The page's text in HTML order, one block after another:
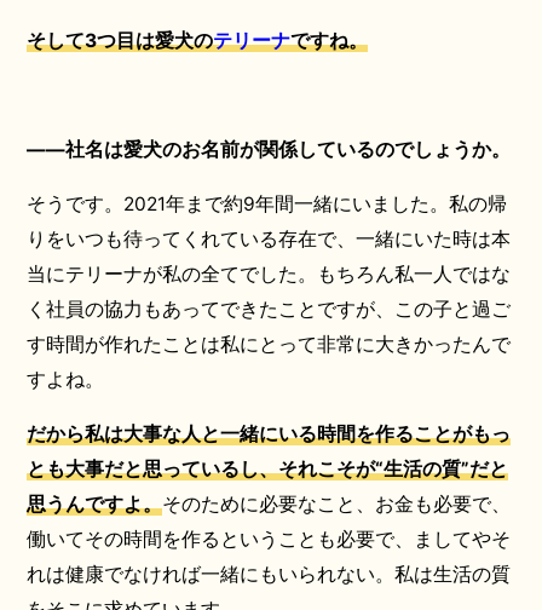
そして3つ目は愛犬のテリーナですね。
――社名は愛犬のお名前が関係しているのでしょうか。
そうです。2021年まで約9年間一緒にいました。私の帰
りをいつも待ってくれている存在で、一緒にいた時は本
当にテリーナが私の全てでした。もちろん私一人ではな
く社員の協力もあってできたことですが、この子と過ご
す時間が作れたことは私にとって非常に大きかったんで
すよね。
だから私は大事な人と一緒にいる時間を作ることがもっ
とも大事だと思っているし、それこそが“生活の質”だと
思うんですよ。そのために必要なこと、お金も必要で、
働いてその時間を作るということも必要で、ましてやそ
れは健康でなければ一緒にもいられない。私は生活の質